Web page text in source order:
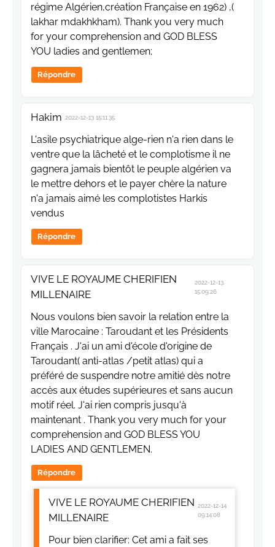
régime Algérien,création Française en 1962) ,(
lakhar mdakhkham). Thank you very much
for your comprehension and GOD BLESS
YOU ladies and gentlemen;
Répondre
Hakim 2022-12-13 15:11:35
L'asile psychiatrique alge-rien n'a rien dans le
ventre que la lâcheté et le complotisme il ne
gagnera jamais bientôt le peuple algérien va
le mettre dehors et le payer chère la nature
n'a jamais aimé les complotistes Harkis
vendus
Répondre
VIVE LE ROYAUME CHERIFIEN
MILLENAIRE
2022-12-13
15:09:26
Nous voulons bien savoir la relation entre la
ville Marocaine : Taroudant et les Présidents
Français . J'ai un ami d'école d'origine de
Taroudant( anti-atlas /petit atlas) qui a
préféré de suspendre notre amitié dès notre
accès aux études supérieures et sans aucun
motif réel. J'ai rien compris jusqu'à
maintenant . Thank you very much for your
comprehension and GOD BLESS YOU
LADIES AND GENTLEMEN.
Répondre
VIVE LE ROYAUME CHERIFIEN
MILLENAIRE
2022-12-14
09:14:08
Pour bien clarifier: Cet ami a fait ses